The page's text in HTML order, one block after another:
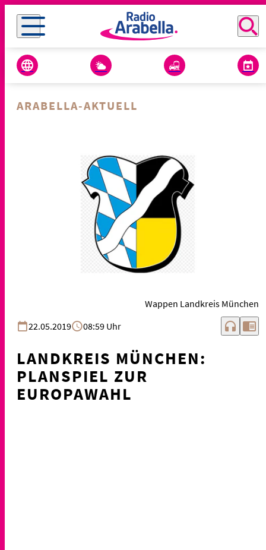
ARABELLA-AKTUELL
Wappen Landkreis München
22.05.2019
08:59 Uhr headphones chrome_reader_mode
LANDKREIS MÜNCHEN:
PLANSPIEL ZUR
EUROPAWAHL